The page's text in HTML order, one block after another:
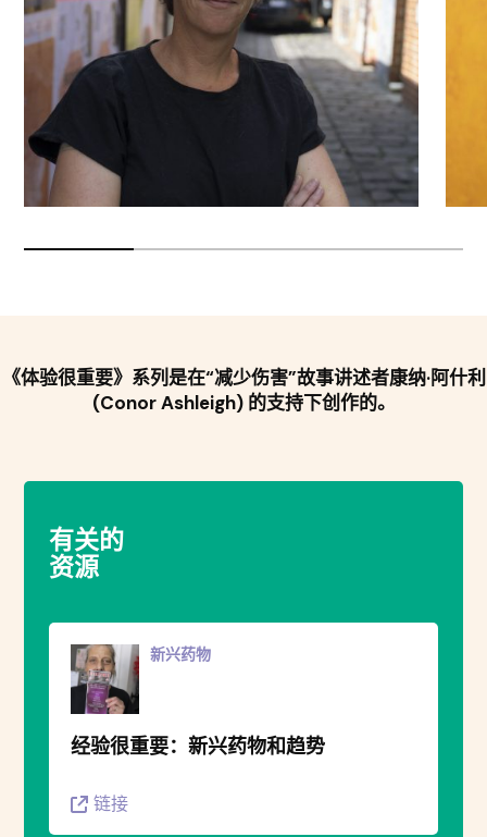
《体验很重要》系列是在“减少伤害”故事讲述者康纳·阿什利
(Conor Ashleigh) 的支持下创作的。
有关的
资源
新兴药物
经验很重要：新兴药物和趋势
链接